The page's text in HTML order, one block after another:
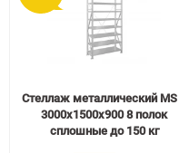
Стеллаж металлический MS
3000х1500х900 8 полок
сплошные до 150 кг